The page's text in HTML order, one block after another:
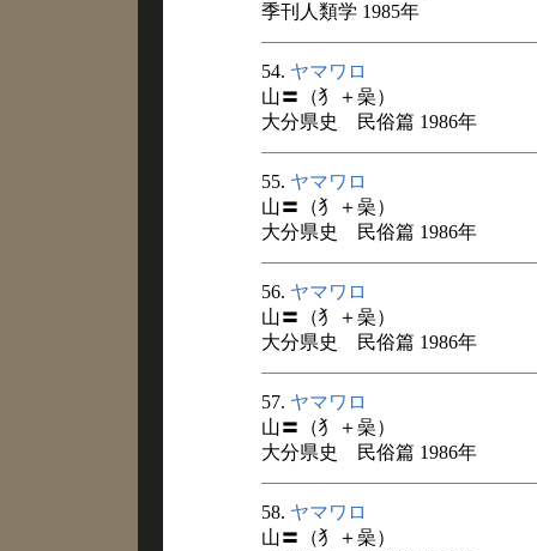
季刊人類学 1985年
54. ヤマワロ
山〓（犭＋喿）
大分県史 民俗篇 1986年
55. ヤマワロ
山〓（犭＋喿）
大分県史 民俗篇 1986年
56. ヤマワロ
山〓（犭＋喿）
大分県史 民俗篇 1986年
57. ヤマワロ
山〓（犭＋喿）
大分県史 民俗篇 1986年
58. ヤマワロ
山〓（犭＋喿）